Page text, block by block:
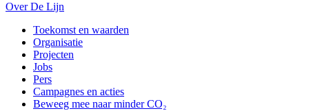
Over De Lijn
Toekomst en waarden
Organisatie
Projecten
Jobs
Pers
Campagnes en acties
Beweeg mee naar minder CO₂